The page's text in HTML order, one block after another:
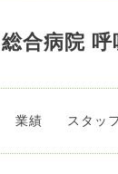
合病院 呼
業績 スタッ